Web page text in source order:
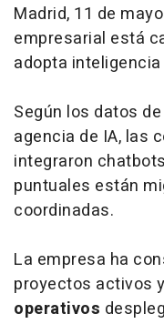
Madrid, 11 de
empresarial está
adopta
Según los datos
agencia de IA, las
integraron
puntuales están
coordinadas.
La empresa ha
proyectos activos
operativos